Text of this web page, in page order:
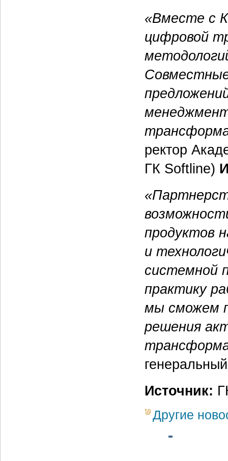
«Вместе с
цифровой
ректор
ГК Softline)
продуктов
и
системной
практику
мы сможем
решения
Источник:
Другие